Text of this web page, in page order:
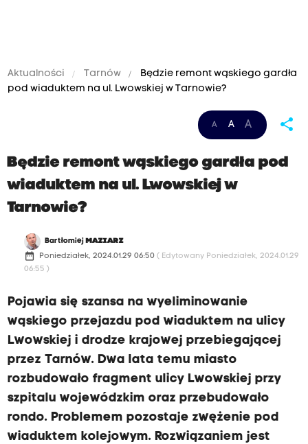
Aktualności Tarnów
Będzie remont wąskiego gardła
pod wiaduktem na ul. Lwowskiej w Tarnowie?
A A A share
Będzie remont wąskiego gardła pod
wiaduktem na ul. Lwowskiej w
Tarnowie?
Bartłomiej MAZIARZ
date_range Poniedziałek, 2024.01.29 06:50 ( Edytowany Poniedziałek, 2024.01.29
06:55 )
Pojawia się szansa na wyeliminowanie
wąskiego przejazdu pod wiaduktem na ulicy
Lwowskiej i drodze krajowej przebiegającej
przez Tarnów. Dwa lata temu miasto
rozbudowało fragment ulicy Lwowskiej przy
szpitalu wojewódzkim oraz przebudowało
rondo. Problemem pozostaje zwężenie pod
wiaduktem kolejowym. Rozwiązaniem jest